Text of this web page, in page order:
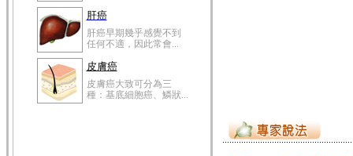
肝癌
肝癌早期幾乎感覺不到
任何不適，因此常會...
皮膚癌
皮膚癌大致可分為三
種：基底細胞癌、鱗狀...